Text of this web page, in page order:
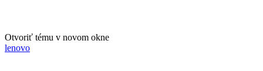
Otvoriť tému v novom okne
lenovo